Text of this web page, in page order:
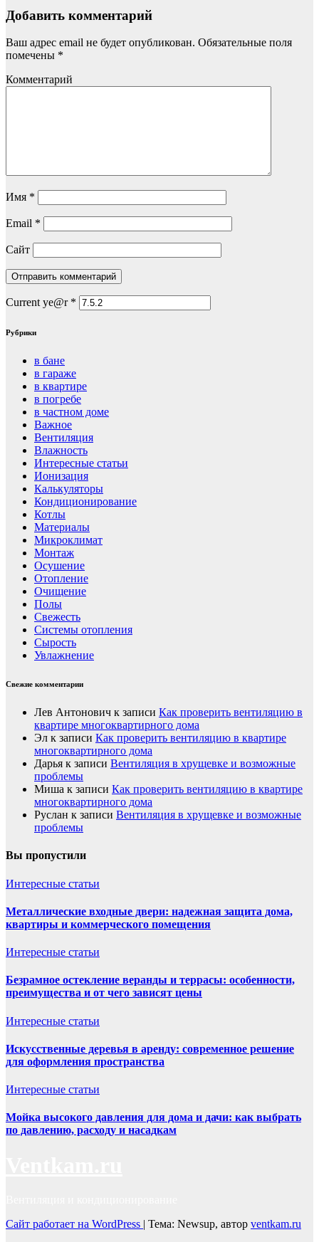
Добавить комментарий
Ваш адрес email не будет опубликован. Обязательные поля
помечены *
Комментарий
Имя *
Email *
Сайт
Current ye@r *
Рубрики
в бане
в гараже
в квартире
в погребе
в частном доме
Важное
Вентиляция
Влажность
Интересные статьи
Ионизация
Калькуляторы
Кондиционирование
Котлы
Материалы
Микроклимат
Монтаж
Осушение
Отопление
Очищение
Полы
Свежесть
Системы отопления
Сырость
Увлажнение
Свежие комментарии
Лев Антонович к записи Как проверить вентиляцию в
квартире многоквартирного дома
Эл к записи Как проверить вентиляцию в квартире
многоквартирного дома
Дарья к записи Вентиляция в хрущевке и возможные
проблемы
Миша к записи Как проверить вентиляцию в квартире
многоквартирного дома
Руслан к записи Вентиляция в хрущевке и возможные
проблемы
Вы пропустили
Интересные статьи
Металлические входные двери: надежная защита дома,
квартиры и коммерческого помещения
Интересные статьи
Безрамное остекление веранды и террасы: особенности,
преимущества и от чего зависят цены
Интересные статьи
Искусственные деревья в аренду: современное решение
для оформления пространства
Интересные статьи
Мойка высокого давления для дома и дачи: как выбрать
по давлению, расходу и насадкам
Сайт работает на WordPress | Тема: Newsup, автор ventkam.ru